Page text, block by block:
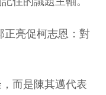
正亮促柯志恩：對
而是陳其邁代表